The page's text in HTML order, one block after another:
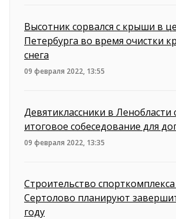
Высотник сорвался с крыши в
Петербурга во время очистки
снега
09 февраля 2022, 13:55
Девятиклассники в Ленобласти
итоговое собеседование для
09 февраля 2022, 13:35
Строительство
Сертолово планируют
году